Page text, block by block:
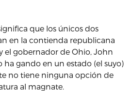
que los únicos dos
en la contienda republicana
el gobernador de Ohio, John
ha gando en un estado (el suyo)
no tiene ninguna opción de
al magnate.